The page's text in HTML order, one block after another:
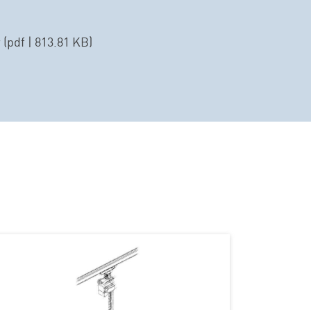
| 813.81 KB)